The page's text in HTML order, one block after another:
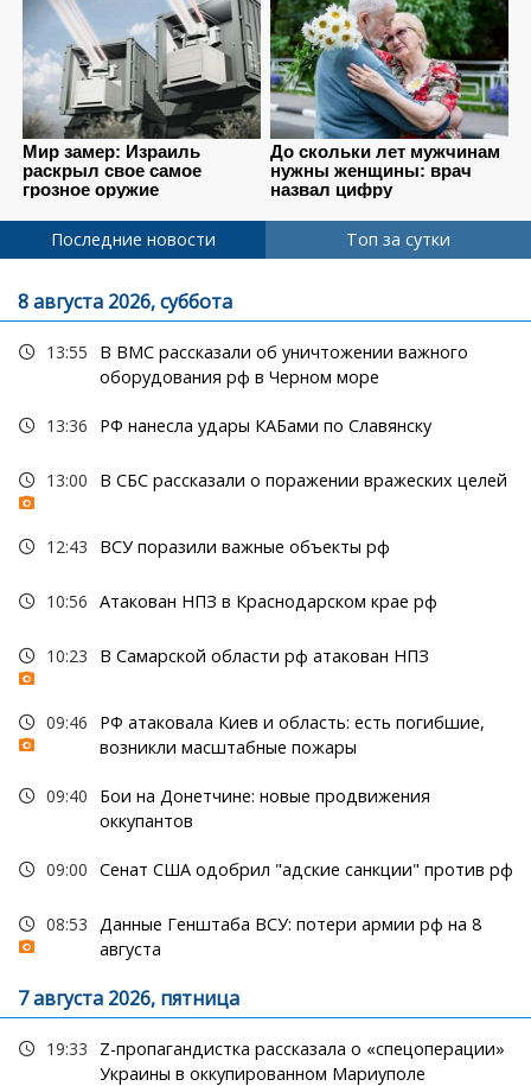
Последние новости Топ за сутки
8 августа 2026, суббота
13:55
В ВМС рассказали об уничтожении важного
оборудования рф в Черном море
13:36 РФ нанесла удары КАБами по Славянску
13:00 В СБС рассказали о поражении вражеских целей
12:43 ВСУ поразили важные объекты рф
10:56 Атакован НПЗ в Краснодарском крае рф
10:23 В Самарской области рф атакован НПЗ
09:46
РФ атаковала Киев и область: есть погибшие,
возникли масштабные пожары
09:40
Бои на Донетчине: новые продвижения
оккупантов
09:00 Сенат США одобрил "адские санкции" против рф
08:53
Данные Генштаба ВСУ: потери армии рф на 8
августа
7 августа 2026, пятница
19:33
Z-пропагандистка рассказала о «спецоперации»
Украины в оккупированном Мариуполе